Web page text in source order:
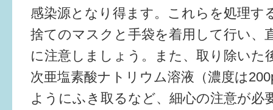
感染源となり得ます。これらを処理す
捨てのマスクと手袋を着用して行い、
に注意しましょう。また、取り除いた
次亜塩素酸ナトリウム溶液（濃度は
ようにふき取るなど、細心の注意が必